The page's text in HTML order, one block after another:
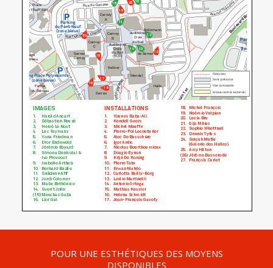
POUR UNE ESTHÉTIQUES DES MOYENS
DISPONIBLES